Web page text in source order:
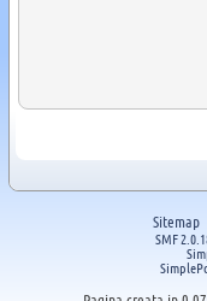
Sitemap
SMF